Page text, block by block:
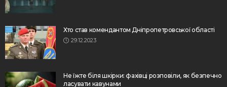
Хто став комендантом Дніпропетровської області
29.12.2023
Не їжте біля шкірки: фахівці розповіли, як безпечно
ласувати кавунами